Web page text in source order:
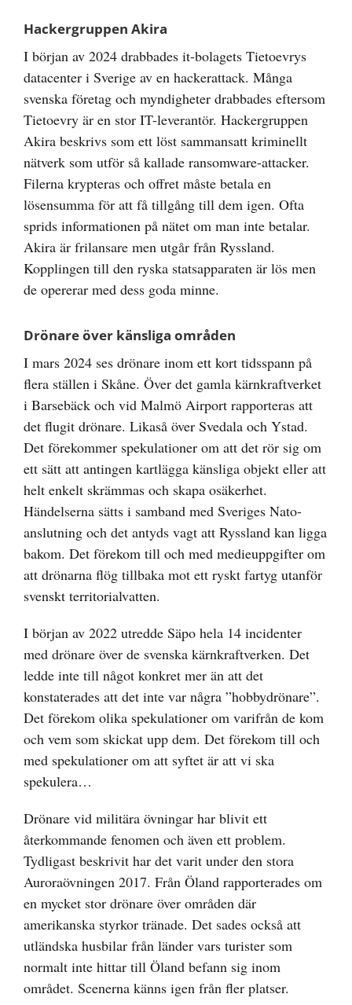
Hackergruppen Akira
I början av 2024 drabbades it-bolagets Tietoevrys
datacenter i Sverige av en hackerattack. Många
svenska företag och myndigheter drabbades eftersom
Tietoevry är en stor IT-leverantör. Hackergruppen
Akira beskrivs som ett löst sammansatt kriminellt
nätverk som utför så kallade ransomware-attacker.
Filerna krypteras och offret måste betala en
lösensumma för att få tillgång till dem igen. Ofta
sprids informationen på nätet om man inte betalar.
Akira är frilansare men utgår från Ryssland.
Kopplingen till den ryska statsapparaten är lös men
de opererar med dess goda minne.
Drönare över känsliga områden
I mars 2024 ses drönare inom ett kort tidsspann på
flera ställen i Skåne. Över det gamla kärnkraftverket
i Barsebäck och vid Malmö Airport rapporteras att
det flugit drönare. Likaså över Svedala och Ystad.
Det förekommer spekulationer om att det rör sig om
ett sätt att antingen kartlägga känsliga objekt eller att
helt enkelt skrämmas och skapa osäkerhet.
Händelserna sätts i samband med Sveriges Nato-
anslutning och det antyds vagt att Ryssland kan ligga
bakom. Det förekom till och med medieuppgifter om
att drönarna flög tillbaka mot ett ryskt fartyg utanför
svenskt territorialvatten.
I början av 2022 utredde Säpo hela 14 incidenter
med drönare över de svenska kärnkraftverken. Det
ledde inte till något konkret mer än att det
konstaterades att det inte var några ”hobbydrönare”.
Det förekom olika spekulationer om varifrån de kom
och vem som skickat upp dem. Det förekom till och
med spekulationer om att syftet är att vi ska
spekulera…
Drönare vid militära övningar har blivit ett
återkommande fenomen och även ett problem.
Tydligast beskrivit har det varit under den stora
Auroraövningen 2017. Från Öland rapporterades om
en mycket stor drönare över områden där
amerikanska styrkor tränade. Det sades också att
utländska husbilar från länder vars turister som
normalt inte hittar till Öland befann sig inom
området. Scenerna känns igen från fler platser.